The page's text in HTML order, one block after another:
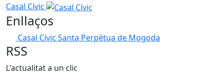
Casal Cívic
Enllaços
Casal Cívic Santa Perpètua de Mogoda
RSS
L'actualitat a un clic